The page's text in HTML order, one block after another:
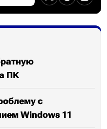
ПК
с
Windows 11